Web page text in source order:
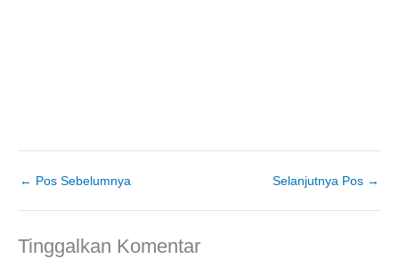
← Pos Sebelumnya Selanjutnya Pos →
Tinggalkan Komentar